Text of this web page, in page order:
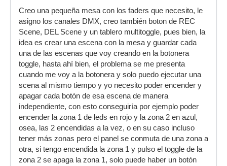
Creo una pequeña mesa con los faders que necesito, le
asigno los canales DMX, creo también boton de REC
Scene, DEL Scene y un tablero multitoggle, pues bien, la
idea es crear una escena con la mesa y guardar cada
una de las escenas que voy creando en la botonera
toggle, hasta ahí bien, el problema se me presenta
cuando me voy a la botonera y solo puedo ejecutar una
scena al mismo tiempo y yo necesito poder encender y
apagar cada botón de esa escena de manera
independiente, con esto conseguiría por ejemplo poder
encender la zona 1 de leds en rojo y la zona 2 en azul,
osea, las 2 encendidas a la vez, o en su caso incluso
tener más zonas pero el panel se conmuta de una zona a
otra, si tengo encendida la zona 1 y pulso el toggle de la
zona 2 se apaga la zona 1, solo puede haber un botón